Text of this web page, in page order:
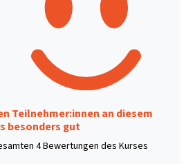
Teilnehmer:innen an diesem
besonders gut
4 Bewertungen des Kurses